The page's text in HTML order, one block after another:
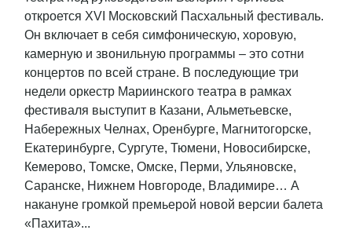
откроется XVI Московский Пасхальный фестиваль.
Он включает в себя симфоническую, хоровую,
камерную и звонильную программы – это сотни
концертов по всей стране. В последующие три
недели оркестр Мариинского театра в рамках
фестиваля выступит в Казани, Альметьевске,
Набережных Челнах, Оренбурге, Магнитогорске,
Екатеринбурге, Сургуте, Тюмени, Новосибирске,
Кемерово, Томске, Омске, Перми, Ульяновске,
Саранске, Нижнем Новгороде, Владимире… А
накануне громкой премьерой новой версии балета
«Пахита»...